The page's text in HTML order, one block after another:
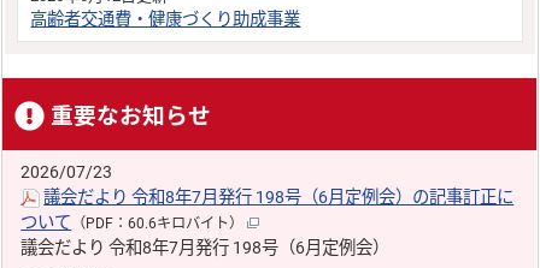
高齢者交通費・健康づくり助成事業
重要なお知らせ
2026/07/23
議会だより 令和8年7月発行 198号（6月定例会）の記事訂正に
ついて （PDF：60.6キロバイト）
議会だより 令和8年7月発行 198号（6月定例会）